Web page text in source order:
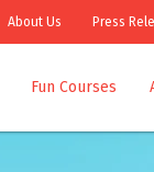
About Us Press
Fun Courses